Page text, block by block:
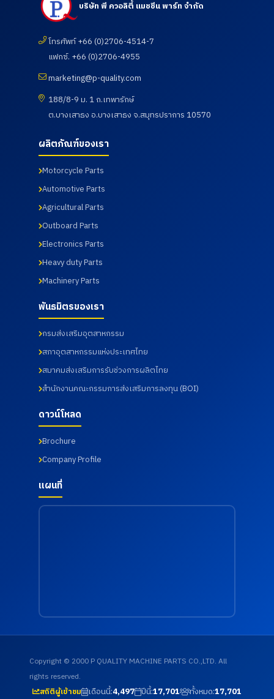
วิศวกรรมการจัดการ
อุตสาหกรรม คณะ
มหาวิทยาลัย ราชภัฏราช
นครินทร์ จังหวัดฉะเชิงเทรา
เมื่อวันที่ 18 กรกฎาคม
2569
โดยโรงพยาบาลเกษม
ภาพ และเฝ้าระวังความ
บริษัท พี ควอลิตี้ แมชชีน พาร์ท จำกัด
โทรศัพท์ +66 (0)2706-4514-7
แฟกซ์. +66 (0)2706-4955
marketing@p-quality.com
188/8-9 ม. 1 ถ.เทพารักษ์
ต.บางเสาธง อ.บางเสาธง จ.สมุทรปราการ 10570
ผลิตภัณฑ์ของเรา
Motorcycle Parts
Automotive Parts
Agricultural Parts
Outboard Parts
Electronics Parts
Heavy duty Parts
Machinery Parts
พันธมิตรของเรา
กรมส่งเสริมอุตสาหกรรม
สภาอุตสาหกรรมแห่งประเทศไทย
สมาคมส่งเสริมการรับช่วงการผลิตไทย
สำนักงานคณะกรรมการส่งเสริมการลงทุน (BOI)
ดาวน์โหลด
Brochure
Company Profile
แผนที่
Copyright © 2000 P QUALITY MACHINE PARTS CO.,LTD. All
rights reserved.
สถิติผู้เข้าชม
เดือนนี้:4,497 ปีนี้:17,701 ทั้งหมด:17,701